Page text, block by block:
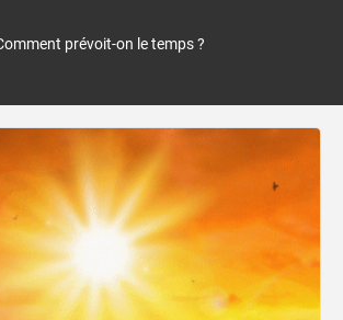
prévoit-on le temps ?